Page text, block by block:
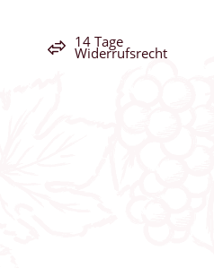
14 Tage
Widerrufsrecht